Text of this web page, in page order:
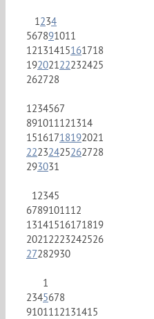
1234
567891011
12131415161718
19202122232425
262728
1234567
891011121314
15161718192021
22232425262728
293031
12345
6789101112
13141516171819
20212223242526
27282930
1
2345678
9101112131415